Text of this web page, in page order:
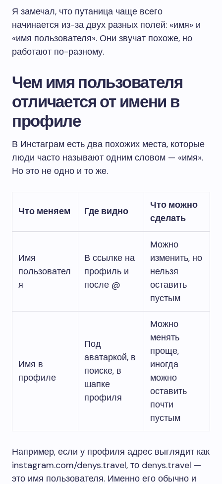
Я замечал, что путаница чаще всего
начинается из-за двух разных полей: «имя» и
«имя пользователя». Они звучат похоже, но
работают по-разному.
Чем имя пользователя
отличается от имени в
профиле
В Инстаграм есть два похожих места, которые
люди часто называют одним словом — «имя».
Но это не одно и то же.
Что меняем Где видно
Что можно
сделать
Имя
пользовател
я
В ссылке на
профиль и
после @
Можно
изменить, но
нельзя
оставить
пустым
Имя в
профиле
Под
аватаркой, в
поиске, в
шапке
профиля
Можно
менять
проще,
иногда
можно
оставить
почти
пустым
Например, если у профиля адрес выглядит как
instagram.com/denys.travel, то denys.travel —
это имя пользователя. Именно его обычно и